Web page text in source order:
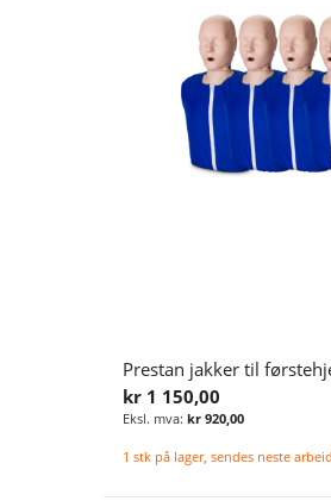
kr 1 150,00
kr 920,00
1 stk på lager, sendes neste